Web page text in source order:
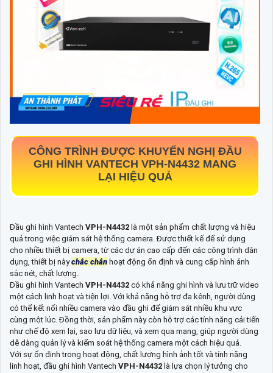
CÔNG TRÌNH ĐƯỢC KHUYẾN NGHỊ ĐẦU
GHI HÌNH VANTECH VPH-N4432 MANG
LẠI HIỆU QUẢ
Đầu ghi hình Vantech VPH-N4432 là một sản phẩm chất lượng và hiệu
quả trong việc giám sát hệ thống camera. Được thiết kế để sử dụng
cho nhiều thiết bị camera, từ các dự án cao cấp đến các công trình dân
dụng, thiết bị nàychắc chắn hoạt động ổn định và cung cấp hình ảnh
sắc nét, chất lượng.
Đầu ghi hình Vantech VPH-N4432 có khả năng ghi hình và lưu trữ video
một cách linh hoạt và tiện lợi. Với khả năng hỗ trợ đa kênh, người dùng
có thể kết nối nhiều camera vào đầu ghi để giám sát nhiều khu vực
cùng một lúc. Đồng thời, sản phẩm này còn hỗ trợ các tính năng cải tiến
như chế độ xem lại, sao lưu dữ liệu, và xem qua mạng, giúp người dùng
dễ dàng quản lý và kiểm soát hệ thống camera một cách hiệu quả.
Với sự ổn định trong hoạt động, chất lượng hình ảnh tốt và tính năng
linh hoạt, đầu ghi hình Vantech VPH-N4432 là lựa chọn lý tưởng cho